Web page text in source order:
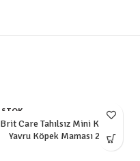
STOK
Brit Care Tahılsız Mini Kuzulu
Yavru Köpek Maması 2 kg